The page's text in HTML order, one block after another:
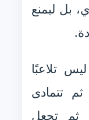
بل ليمنع
تلاعبًا
تتمادى
ثم تجعل